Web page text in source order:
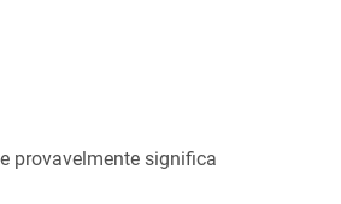
provavelmente significa